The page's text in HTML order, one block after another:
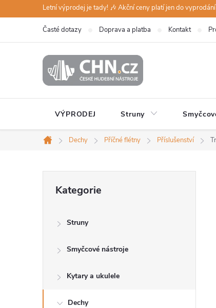
na
Letní výprodej je tady! 🎶 Akční ceny platí jen do
Časté dotazy Doprava a platba Kontakt
VÝPRODEJ Struny
Domů
Dechy Příčné flétny Příslušenství
r
kategorie
Kategorie
Struny
Smyčcové nástroje
Kytary a ukulele
Dechy